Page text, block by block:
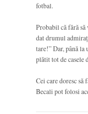
fotbal.
Probabil că fără
dat drumul
tare!” Dar, până la
plătit tot de casele
Cei care doresc
Becali pot folosi